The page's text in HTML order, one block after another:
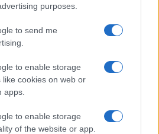
purposes.
to send me
to enable storage
like cookies on web or
apps.
to enable storage
of the website or app.
arrasta commodities em agosto de